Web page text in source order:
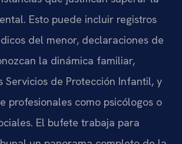
Esto puede incluir registros
del menor, declaraciones de
la dinámica familiar,
Servicios de Protección Infantil, y
profesionales como psicólogos o
El bufete trabaja para